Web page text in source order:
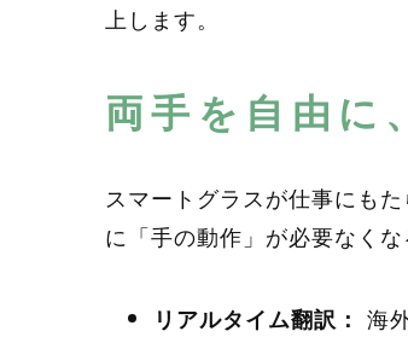
上します。
両手を自由に
スマートグラスが仕事にも
に「手の動作」が必要なくな
リアルタイム翻訳： 海